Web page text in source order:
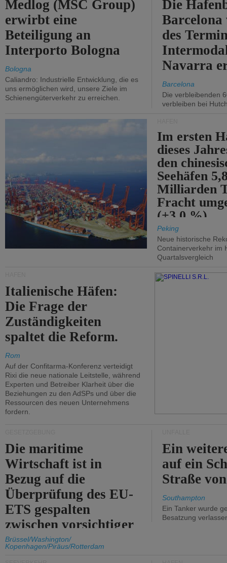
Medlog (MSC Group)
erwirbt eine
Beteiligung an
Interporto Bologna
Bologna
Caliandro: Industrielle Entwicklung, die es
uns ermöglichen wird, unsere Ziele im
Schienengüterverkehr zu erreichen.
Die
des
Navarra
Barcelona
Die verbleibenden
verbleiben bei
Im ersten
dieses
den
Seehäfen
Milliarden
Fracht
(+3,0 %).
Peking
Neue historische
Containerverkehr im
Quartalsvergleich
Italienische Häfen:
Die Frage der
Zuständigkeiten
spaltet die Reform.
Rom
Auf der Confitarma-Konferenz verteidigt
Rixi die neue nationale Leitstelle, während
Experten und Betreiber Klarheit über die
Beziehungen zu den AdSPs und über die
Ressourcen des neuen Unternehmens
fordern.
Die maritime
Wirtschaft ist in
Bezug auf die
Überprüfung des EU-
ETS gespalten
zwischen vorsichtiger
Unterstützung und
Kritik.
Brüssel/Washington/
Kopenhagen/Piräus/Rotterdam
Ein
auf ein
Straße
Southampton
Ein Tanker wurde
Besatzung